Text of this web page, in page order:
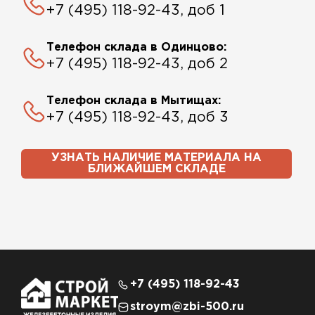
+7 (495) 118-92-43, доб 1
Телефон склада в Одинцово:
+7 (495) 118-92-43, доб 2
Телефон склада в Мытищах:
+7 (495) 118-92-43, доб 3
УЗНАТЬ НАЛИЧИЕ МАТЕРИАЛА НА
БЛИЖАЙШЕМ СКЛАДЕ
+7 (495) 118-92-43
stroym@zbi-500.ru